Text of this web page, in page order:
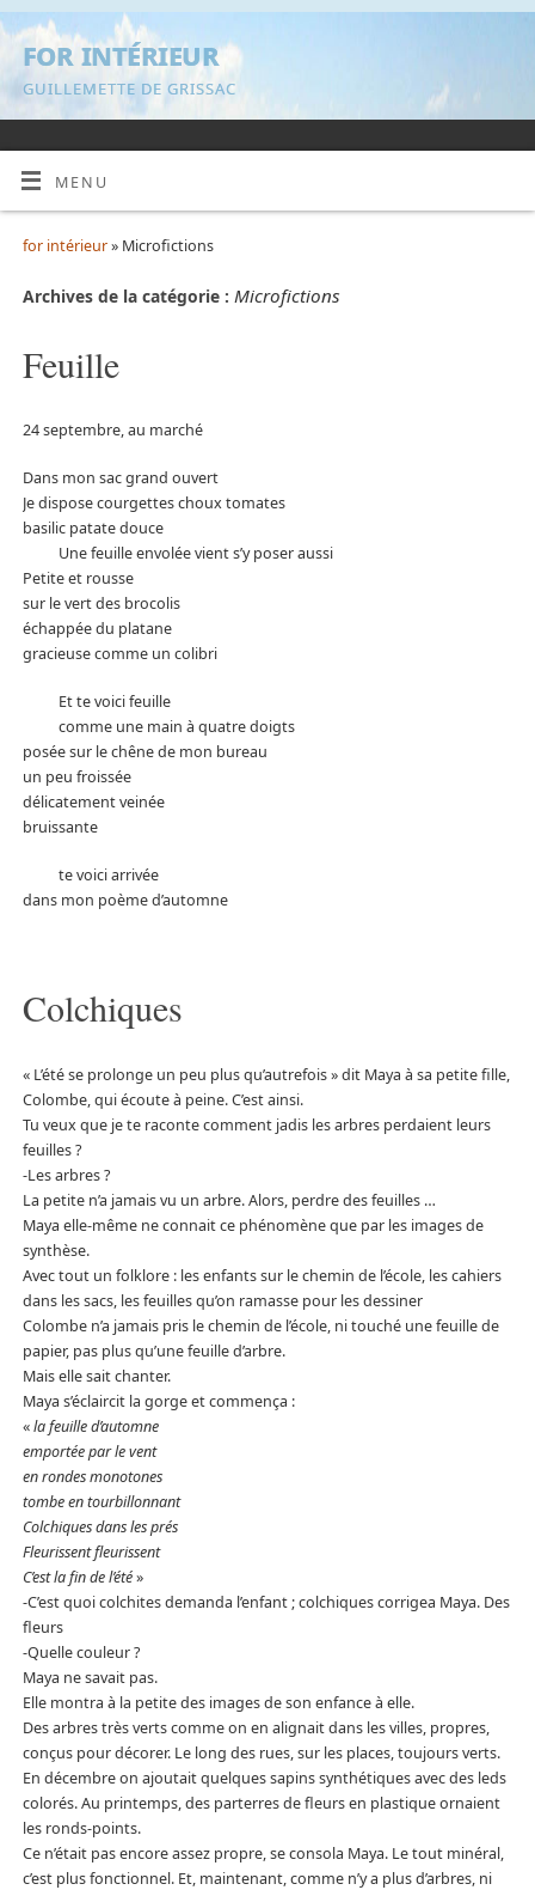
for intérieur
GUILLEMETTE DE GRISSAC
MENU
for intérieur» Microfictions
Archives de la catégorie : Microfictions
Feuille
24 septembre, au marché
Dans mon sac grand ouvert
Je dispose courgettes choux tomates
basilic patate douce
Une feuille envolée vient s’y poser aussi
Petite et rousse
sur le vert des brocolis
échappée du platane
gracieuse comme un colibri
Et te voici feuille
comme une main à quatre doigts
posée sur le chêne de mon bureau
un peu froissée
délicatement veinée
bruissante
te voici arrivée
dans mon poème d’automne
Colchiques
« L’été se prolonge un peu plus qu’autrefois » dit Maya à sa petite fille,
Colombe, qui écoute à peine. C’est ainsi.
Tu veux que je te raconte comment jadis les arbres perdaient leurs
feuilles ?
-Les arbres ?
La petite n’a jamais vu un arbre. Alors, perdre des feuilles …
Maya elle-même ne connait ce phénomène que par les images de
synthèse.
Avec tout un folklore : les enfants sur le chemin de l’école, les cahiers
dans les sacs, les feuilles qu’on ramasse pour les dessiner
Colombe n’a jamais pris le chemin de l’école, ni touché une feuille de
papier, pas plus qu’une feuille d’arbre.
Mais elle sait chanter.
Maya s’éclaircit la gorge et commença :
«la feuille d’automne
emportée par le vent
en rondes monotones
tombe en tourbillonnant
Colchiques dans les prés
Fleurissent fleurissent
C’est la fin de l’été»
-C’est quoi colchites demanda l’enfant ; colchiques corrigea Maya. Des
fleurs
-Quelle couleur ?
Maya ne savait pas.
Elle montra à la petite des images de son enfance à elle.
Des arbres très verts comme on en alignait dans les villes, propres,
conçus pour décorer. Le long des rues, sur les places, toujours verts.
En décembre on ajoutait quelques sapins synthétiques avec des leds
colorés. Au printemps, des parterres de fleurs en plastique ornaient
les ronds-points.
Ce n’était pas encore assez propre, se consola Maya. Le tout minéral,
c’est plus fonctionnel. Et, maintenant, comme n’y a plus d’arbres, ni